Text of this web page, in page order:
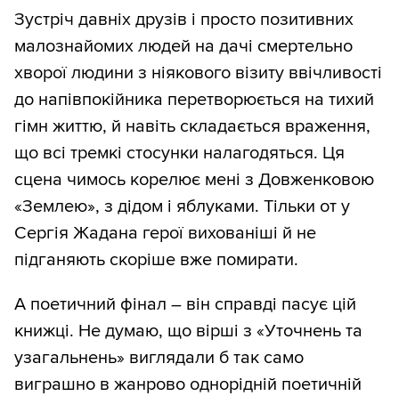
Зустріч давніх друзів і просто позитивних
малознайомих людей на дачі смертельно
хворої людини з ніякового візиту ввічливості
до напівпокійника перетворюється на тихий
гімн життю, й навіть складається враження,
що всі тремкі стосунки налагодяться. Ця
сцена чимось корелює мені з Довженковою
«Землею», з дідом і яблуками. Тільки от у
Сергія Жадана герої вихованіші й не
підганяють скоріше вже помирати.
А поетичний фінал – він справді пасує цій
книжці. Не думаю, що вірші з «Уточнень та
узагальнень» виглядали б так само
виграшно в жанрово однорідній поетичній